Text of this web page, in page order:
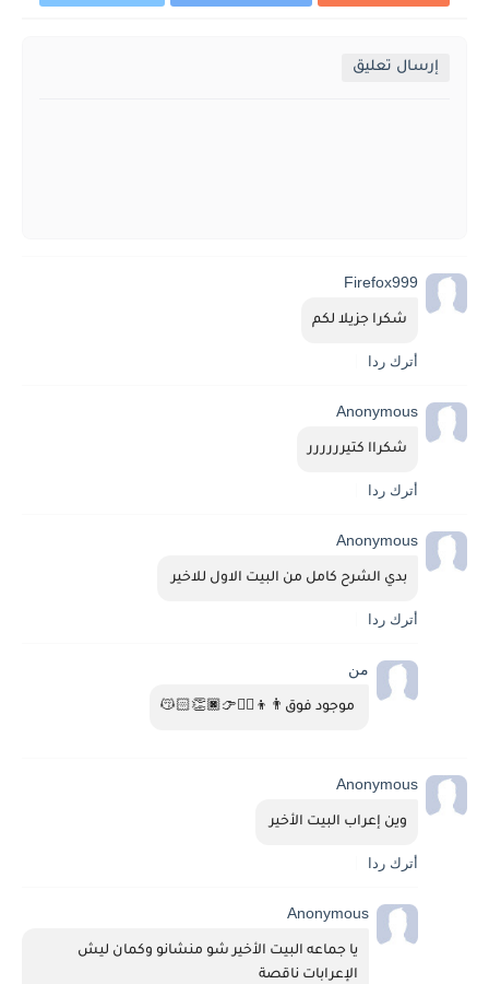
إرسال تعليق
Firefox999
شكرا جزيلا لكم
أترك ردا
Anonymous
شكراا كتيرررررر
أترك ردا
Anonymous
بدي الشرح كامل من البيت الاول للاخير
أترك ردا
من
Anonymous
وين إعراب البيت الأخير
أترك ردا
Anonymous
الإعرابات ناقصة